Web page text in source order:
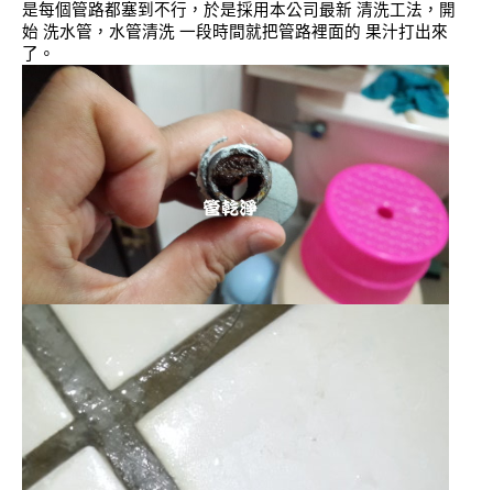
是每個管路都塞到不行，於是採用本公司最新 清洗工法，開
始 洗水管，水管清洗 一段時間就把管路裡面的 果汁打出來
了。